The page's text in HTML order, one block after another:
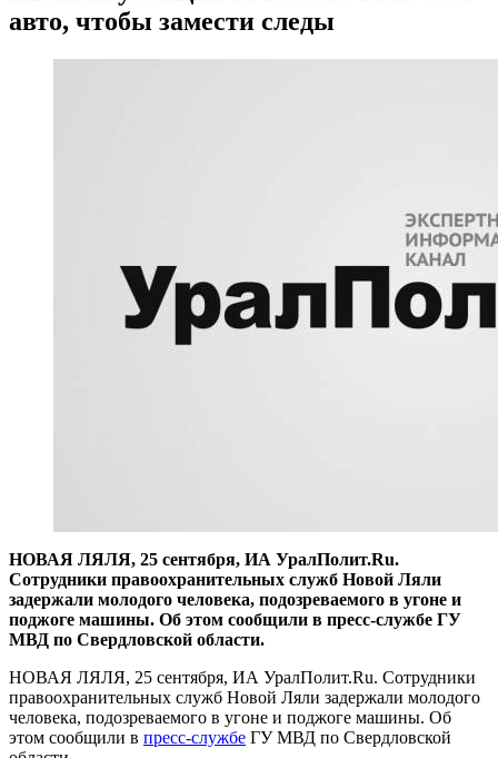
авто, чтобы замести следы
НОВАЯ ЛЯЛЯ, 25 сентября, ИА УралПолит.Ru.
Сотрудники правоохранительных служб Новой Ляли
задержали молодого человека, подозреваемого в угоне и
поджоге машины. Об этом сообщили в пресс-службе ГУ
МВД по Свердловской области.
НОВАЯ ЛЯЛЯ, 25 сентября, ИА УралПолит.Ru. Сотрудники
правоохранительных служб Новой Ляли задержали молодого
человека, подозреваемого в угоне и поджоге машины. Об
этом сообщили в пресс-службе ГУ МВД по Свердловской